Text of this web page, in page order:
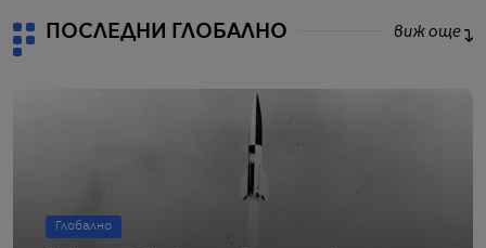
ПОСЛЕДНИ ГЛОБАЛНО виж още
Глобално